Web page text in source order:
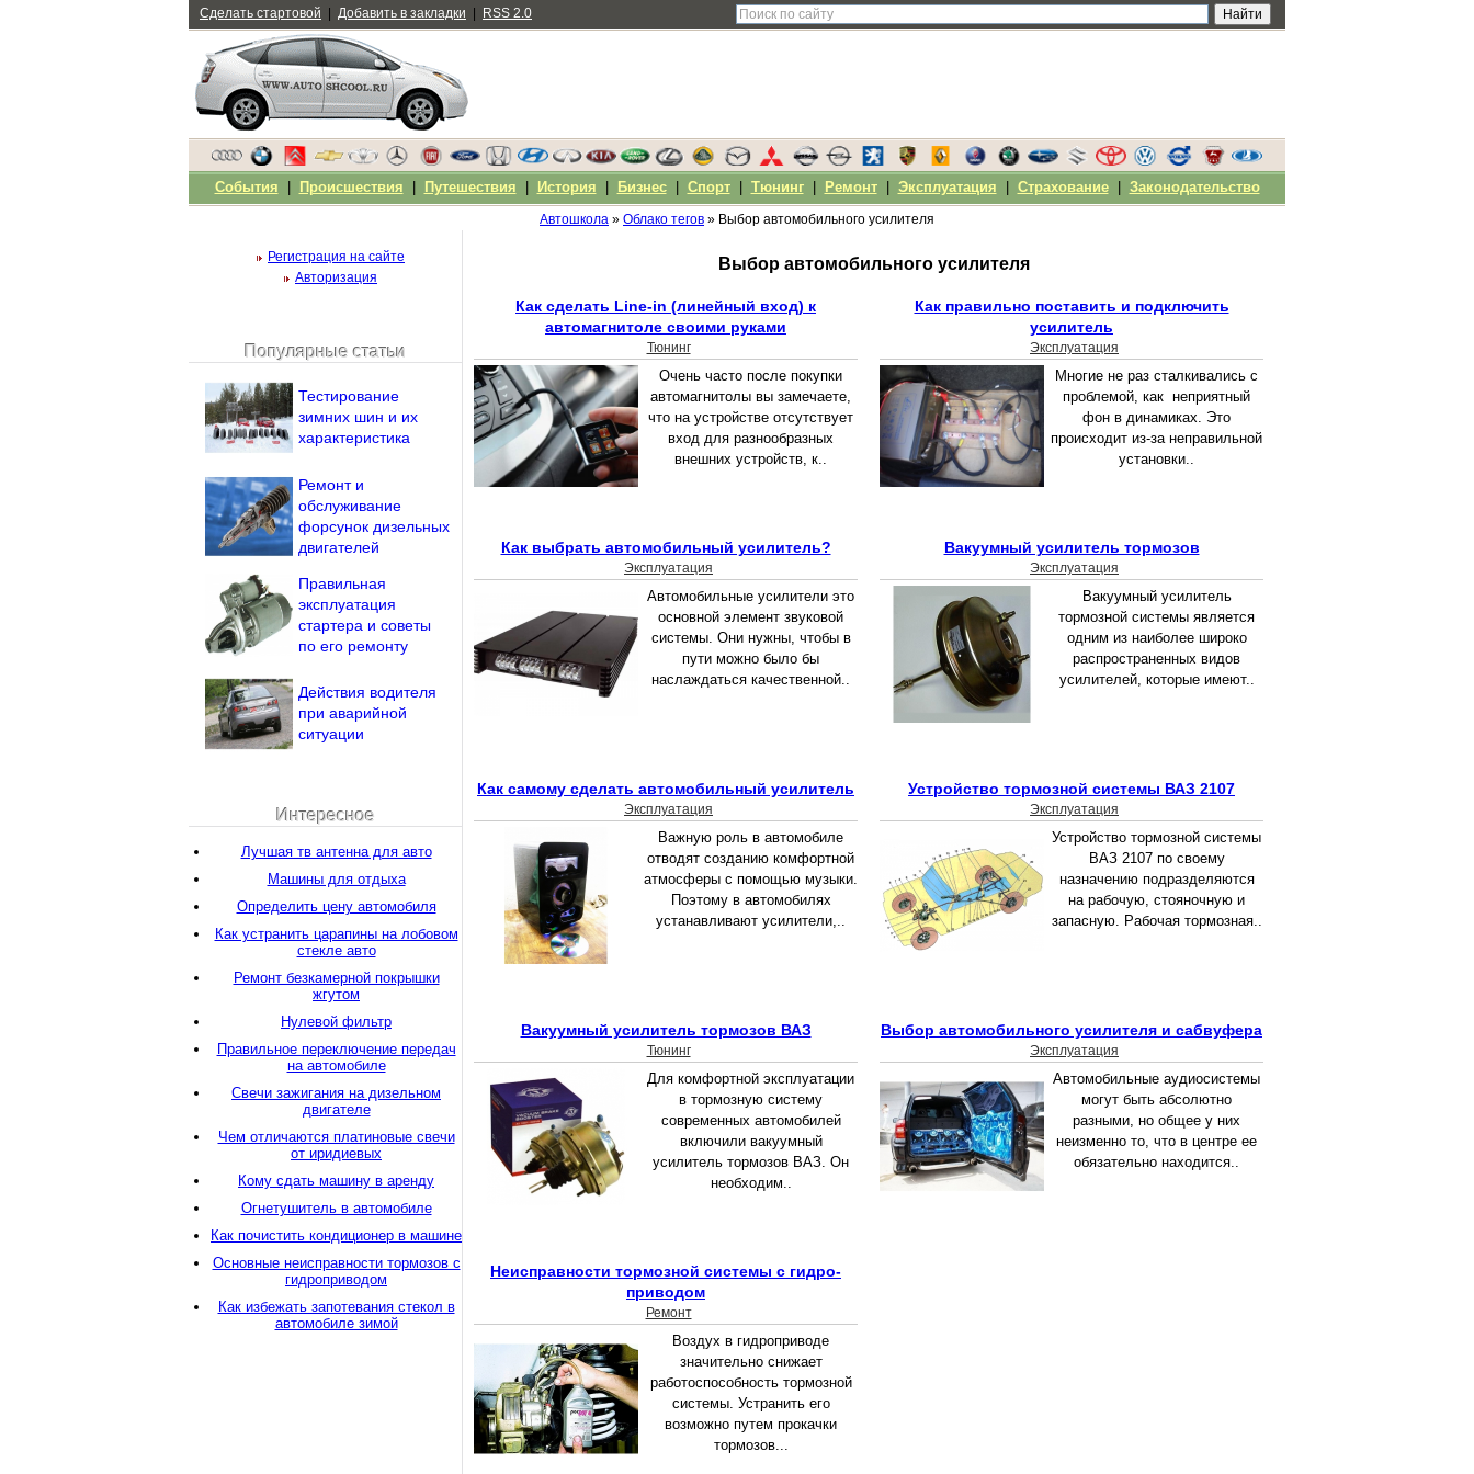
Автошкола » Облако тегов » Выбор автомобильного усилителя
Выбор автомобильного усилителя
Как сделать Line-in (линейный вход) к
автомагнитоле своими руками
Тюнинг
Очень часто после покупки
автомагнитолы вы замечаете,
что на устройстве отсутствует
вход для разнообразных
внешних устройств, к..
Как правильно поставить и подключить
усилитель
Эксплуатация
Многие не раз сталкивались с
проблемой, как неприятный
фон в динамиках. Это
происходит из-за неправильной
установки..
Как выбрать автомобильный усилитель?
Эксплуатация
Автомобильные усилители это
основной элемент звуковой
системы. Они нужны, чтобы в
пути можно было бы
наслаждаться качественной..
Вакуумный усилитель тормозов
Эксплуатация
Вакуумный усилитель
тормозной системы является
одним из наиболее широко
распространенных видов
усилителей, которые имеют..
Как самому сделать автомобильный усилитель
Эксплуатация
Важную роль в автомобиле
отводят созданию комфортной
атмосферы с помощью музыки.
Поэтому в автомобилях
устанавливают усилители,..
Устройство тормозной системы ВАЗ 2107
Эксплуатация
Устройство тормозной системы
ВАЗ 2107 по своему
назначению подразделяются
на рабочую, стояночную и
запасную. Рабочая тормозная..
Вакуумный усилитель тормозов ВАЗ
Тюнинг
Для комфортной эксплуатации
в тормозную систему
современных автомобилей
включили вакуумный
усилитель тормозов ВАЗ. Он
необходим..
Выбор автомобильного усилителя и сабвуфера
Эксплуатация
Автомобильные аудиосистемы
могут быть абсолютно
разными, но общее у них
неизменно то, что в центре ее
обязательно находится..
Неисправности тормозной системы с гидро-
приводом
Ремонт
Воздух в гидроприводе
значительно снижает
работоспособность тормозной
системы. Устранить его
возможно путем прокачки
тормозов...
Регистрация на сайте
Авторизация
Напомнить пароль?
Популярные статьи
Тестирование
зимних шин и их
характеристика
Ремонт и
обслуживание
форсунок дизельных
двигателей
Правильная
эксплуатация
стартера и советы
по его ремонту
Действия водителя
при аварийной
ситуации
Интересное
Лучшая тв антенна для авто
Машины для отдыха
Определить цену автомобиля
Как устранить царапины на лобовом
стекле авто
Ремонт безкамерной покрышки
жгутом
Нулевой фильтр
Правильное переключение передач
на автомобиле
Свечи зажигания на дизельном
двигателе
Чем отличаются платиновые свечи
от иридиевых
Кому сдать машину в аренду
Огнетушитель в автомобиле
Как почистить кондиционер в машине
Основные неисправности тормозов с
гидроприводом
Как избежать запотевания стекол в
автомобиле зимой
Сделать стартовой Добавить в закладки RSS 2.0
События Происшествия Путешествия История Бизнес| Спорт| Тюнинг| Ремонт| Эксплуатация Страхование| Законодательство